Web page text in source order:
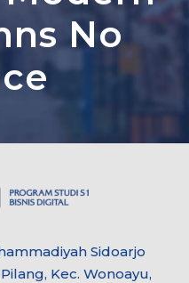
No
Sidoarjo
Kec. Wonoayu,